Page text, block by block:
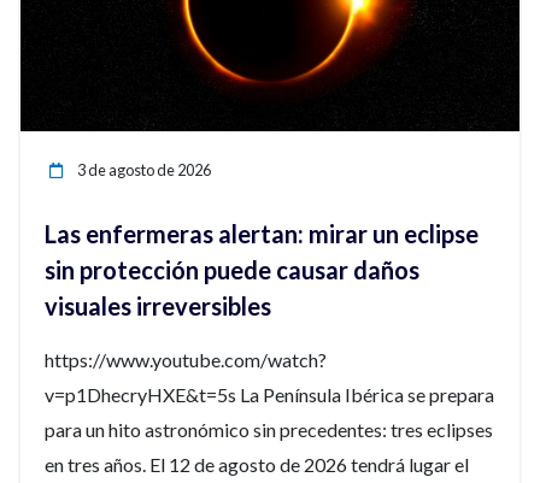
3 de agosto de 2026
Las enfermeras alertan: mirar un eclipse
sin protección puede causar daños
visuales irreversibles
https://www.youtube.com/watch?
v=p1DhecryHXE&t=5s La Península Ibérica se prepara
para un hito astronómico sin precedentes: tres eclipses
en tres años. El 12 de agosto de 2026 tendrá lugar el